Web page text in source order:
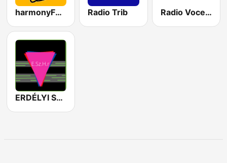
harmonyFM.ro Radio Trib Radio Voces Evangheliei 88.3 FM
ERDÉLYI SZABAD HANG rádió